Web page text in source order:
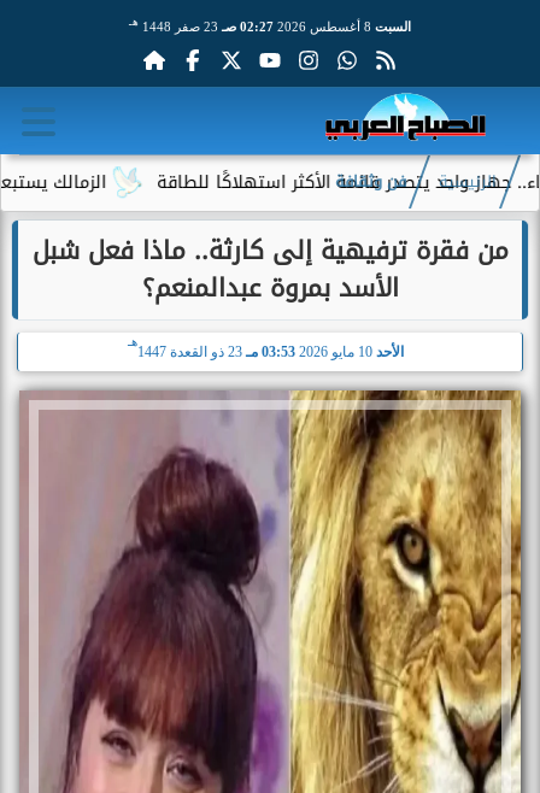
السبت 02:27 صـ 23 صفر 1448 هـ
الزمالك يستبعد 4 لاعبين شباب من حساباته في الموسم الجديد يتصدر قائمة الأكثر استهلاكًا للطاقة
الرئيسية فن وثقافة
من فقرة ترفيهية إلى كارثة.. ماذا فعل شبل
الأسد بمروة عبدالمنعم؟
الأحد 10 مايو 2026 03:53 مـ 23 ذو القعدة 1447
هـ